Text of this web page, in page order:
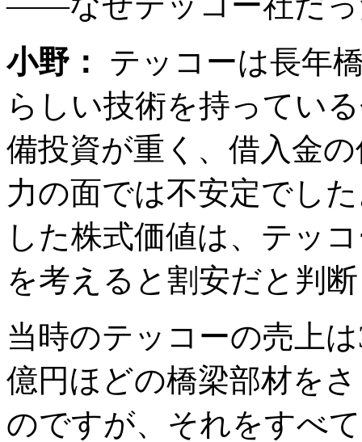
小野：
テッコーは長年
らしい技術を持ってい
備投資が重く、借入金
力の面では不安定でし
した株式価値は、テッ
を考えると割安だと判
当時のテッコーの売上
億円ほどの橋梁部材を
のですが、それをすべ